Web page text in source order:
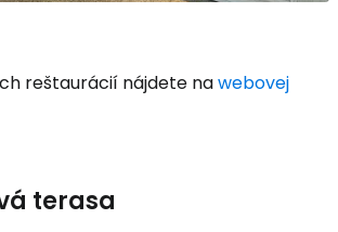
reštaurácií nájdete nawebovej
terasa